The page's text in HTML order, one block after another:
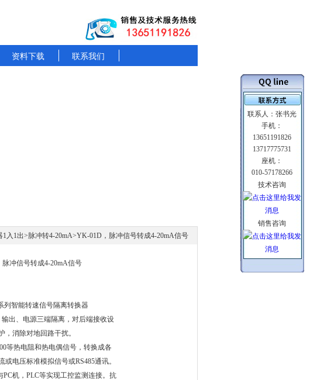
资料下载 联系我们
1入1出> 脉冲转4-20mA>YK-01D，脉冲信号转成4-20mA信号
冲信号转成4-20mA信号
列智能转速信号隔离转换器
输出、电源三端隔离，对后端接收设
，消除对地回路干扰。
等热电阻和热电偶信号，转换成各
或电压标准模拟信号或RS485通讯。
PC机，PLC等实现工控监测连接。抗
联系人：张书光
手机：
13651191826
13717775731
座机：
010-57178266
技术咨询
销售咨询